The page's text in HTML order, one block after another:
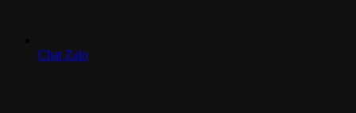
Chat Zalo